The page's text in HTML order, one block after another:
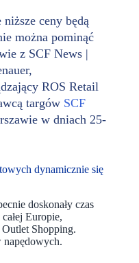
ceny będą
można pominąć
z SCF News |
ROS Retail
targów SCF
w dniach 25-
dynamicznie się
doskonały czas
Europie,
Shopping.